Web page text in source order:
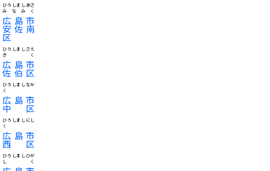
広島市
安佐南
区
ひろしましあさ
みなみく
広島市
佐伯区
ひろしましさえ
きく
広島市
中区
ひろしましなか
く
広島市
西区
ひろしましにし
く
ひろしましひが
しく